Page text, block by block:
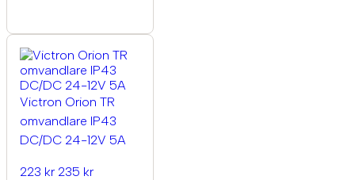
Victron Orion TR
omvandlare IP43
DC/DC 24-12V 5A
223 kr 235 kr